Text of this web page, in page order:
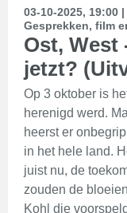
03-10-2025, 19:00
Gesprekken, film
Ost, West
jetzt?
Op 3 oktober is
herenigd werd.
heerst er
in het hele land.
juist nu, de
zouden de
Kohl die